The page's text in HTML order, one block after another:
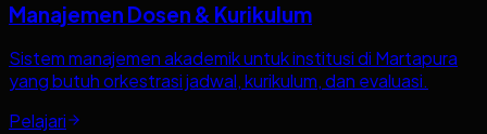
Manajemen Dosen & Kurikulum
Sistem manajemen akademik untuk institusi di Martapura
yang butuh orkestrasi jadwal, kurikulum, dan evaluasi.
Pelajari